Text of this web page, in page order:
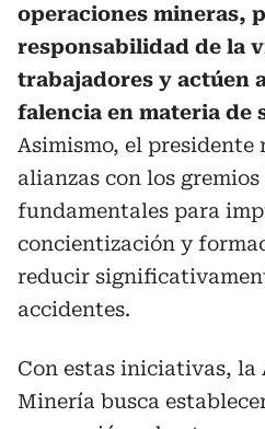
operaciones mineras,
responsabilidad de la
trabajadores y actúen
falencia en materia de
Asimismo, el presidente
alianzas con los
fundamentales para
concientización y
reducir
accidentes.
Con estas iniciativas, la
Minería busca